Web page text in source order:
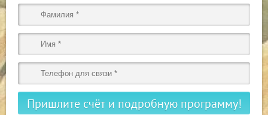
Пришлите счёт и подробную программу!